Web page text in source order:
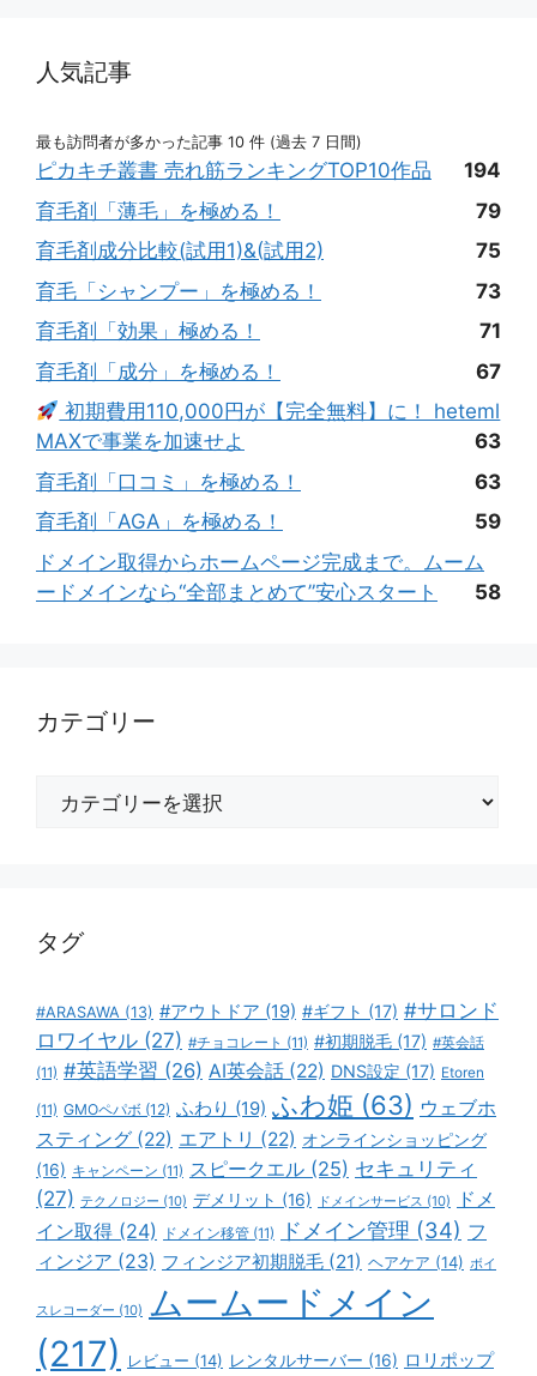
人気記事
最も訪問者が多かった記事 10 件 (過去 7 日間)
ピカキチ叢書 売れ筋ランキングTOP10作品
194
育毛剤「薄毛」を極める！
79
育毛剤成分比較(試用1)&(試用2)
75
育毛「シャンプー」を極める！
73
育毛剤「効果」極める！
71
育毛剤「成分」を極める！
67
初期費用110,000円が【完全無料】に！ heteml
MAXで事業を加速せよ
63
育毛剤「口コミ」を極める！
63
育毛剤「AGA」を極める！
59
ドメイン取得からホームページ完成まで。ムーム
ードメインなら“全部まとめて”安心スタート
58
カテゴリー
タグ
#ARASAWA (13) #アウトドア (19) #ギフト (17) #サロンド
ロワイヤル (27) #チョコレート (11) #初期脱毛 (17) #英会話
(11) #英語学習 (26) AI英会話 (22) DNS設定 (17) Etoren
(11) GMOペパボ (12) ふわり (19) ふわ姫 (63) ウェブホ
スティング (22) エアトリ (22) オンラインショッピング
(16) キャンペーン (11) スピークエル (25) セキュリティ
(27) テクノロジー (10) デメリット (16) ドメインサービス (10)
ドメ
イン取得 (24) ドメイン移管 (11) ドメイン管理 (34) フ
ィンジア (23) フィンジア初期脱毛 (21) ヘアケア (14) ボイ
スレコーダー (10) ムームードメイン
(217)
レビュー (14) レンタルサーバー (16) ロリポップ